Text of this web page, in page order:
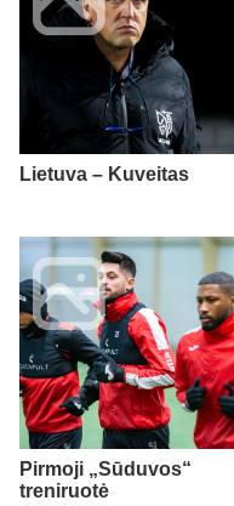
Lietuva – Kuveitas
Pirmoji „Sūduvos“
treniruotė